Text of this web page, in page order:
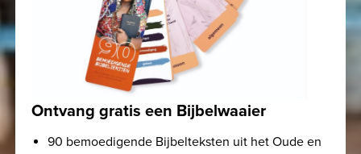
Ontvang gratis een Bijbelwaaier
90 bemoedigende Bijbelteksten uit het Oude en